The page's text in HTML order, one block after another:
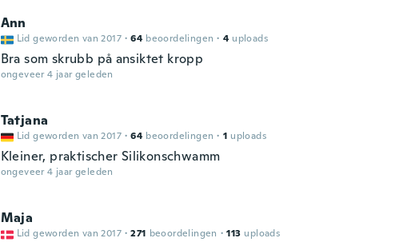
Ann
Lid geworden van 2017 · 64 beoordelingen · 4 uploads
Bra som skrubb på ansiktet kropp
ongeveer 4 jaar geleden
Tatjana
Lid geworden van 2017 · 64 beoordelingen · 1 uploads
Kleiner, praktischer Silikonschwamm
ongeveer 4 jaar geleden
Maja
Lid geworden van 2017 · 271 beoordelingen · 113 uploads